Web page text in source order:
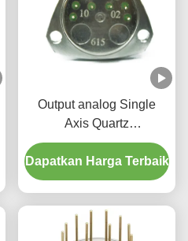
Output analog Single
Axis Quartz
Accelerometer Sensor
Getaran untuk
Pengeboran Minyak
Dapatkan Harga Terbaik